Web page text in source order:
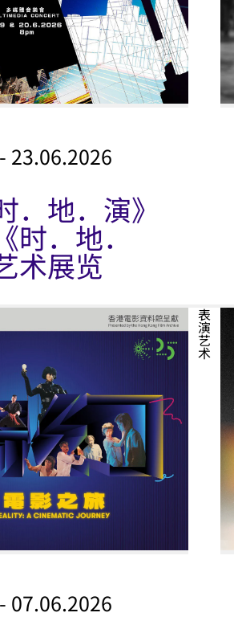
23.06.2026
．地．演》
时．地．
术展览
07.06.2026
表演艺术